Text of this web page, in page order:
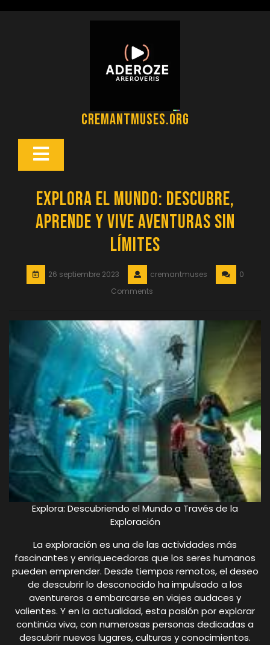
cremantmuses.org
Botón
Explora el Mundo: Descubre,
Aprende y Vive Aventuras Sin
Límites
26 septiembre 2023 cremantmuses
0
Comments
Explora: Descubriendo el Mundo a Través de la
Exploración
La exploración es una de las actividades más
fascinantes y enriquecedoras que los seres humanos
pueden emprender. Desde tiempos remotos, el deseo
de descubrir lo desconocido ha impulsado a los
aventureros a embarcarse en viajes audaces y
valientes. Y en la actualidad, esta pasión por explorar
continúa viva, con numerosas personas dedicadas a
descubrir nuevos lugares, culturas y conocimientos.